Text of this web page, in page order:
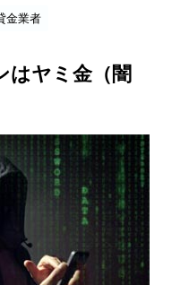
金業者
はヤミ金（闇